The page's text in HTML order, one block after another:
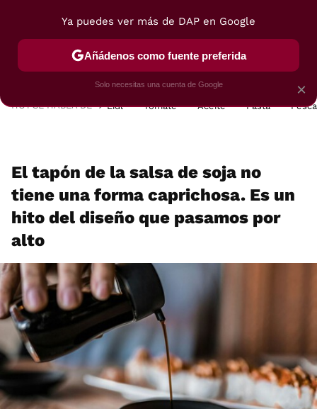
POSTRES VIAJES SELECCIÓN VEGUI
HOY SE HABLA DE Lidl Tomate Aceite Pasta
El tapón de la salsa de soja no
tiene una forma caprichosa. Es un
hito del diseño que pasamos por
alto
×
Ya puedes ver más de DAP en Google
Añádenos como fuente preferida
Solo necesitas una cuenta de Google